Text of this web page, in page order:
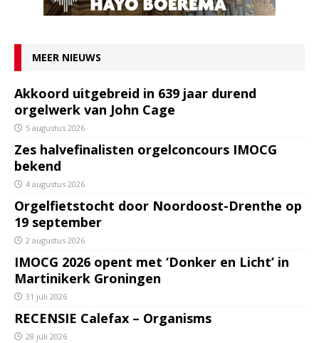
MEER NIEUWS
Akkoord uitgebreid in 639 jaar durend
orgelwerk van John Cage
5 augustus 2026
Zes halvefinalisten orgelconcours IMOCG
bekend
4 augustus 2026
Orgelfietstocht door Noordoost-Drenthe op
19 september
2 augustus 2026
IMOCG 2026 opent met ‘Donker en Licht’ in
Martinikerk Groningen
31 juli 2026
RECENSIE Calefax – Organisms
28 juli 2026